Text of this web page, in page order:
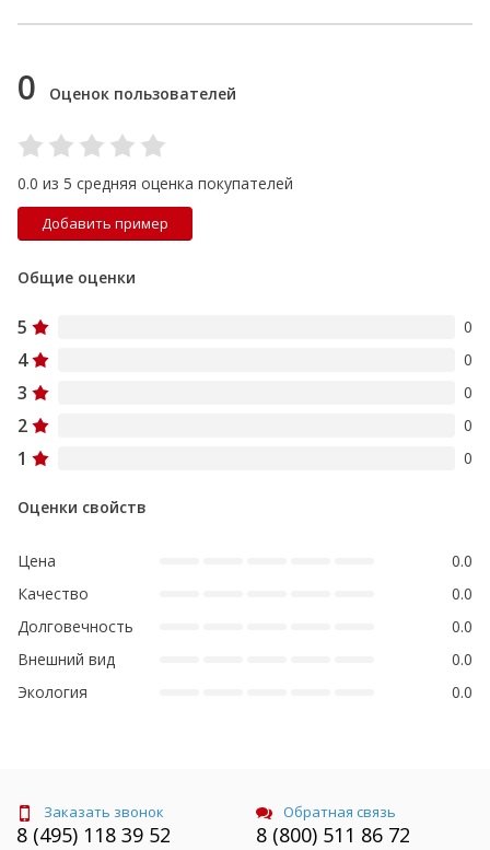
0 Оценок пользователей
0.0 из 5 средняя оценка покупателей
Добавить пример
Общие оценки
5 0
4 0
3 0
2 0
1 0
Оценки свойств
Цена
0.0
Качество
0.0
Долговечность
0.0
Внешний вид
0.0
Экология
0.0
Заказать звонок
8 (495) 118 39 52
Обратная связь
8 (800) 511 86 72